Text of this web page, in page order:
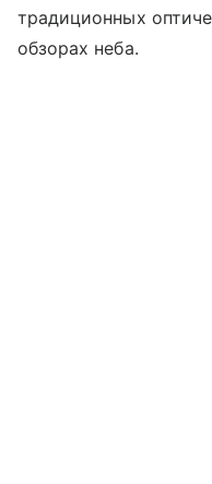
традиционных
обзорах неба.